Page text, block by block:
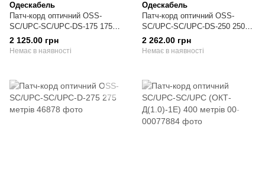
Одескабель
Патч-корд оптичний OSS-
SC/UPC-SC/UPC-DS-175 175
метрів
2 125.00 грн
Немає в наявності
Одескабель
Патч-корд оптичний OSS-
SC/UPC-SC/UPC-DS-250 250
метрів
2 262.00 грн
Немає в наявності